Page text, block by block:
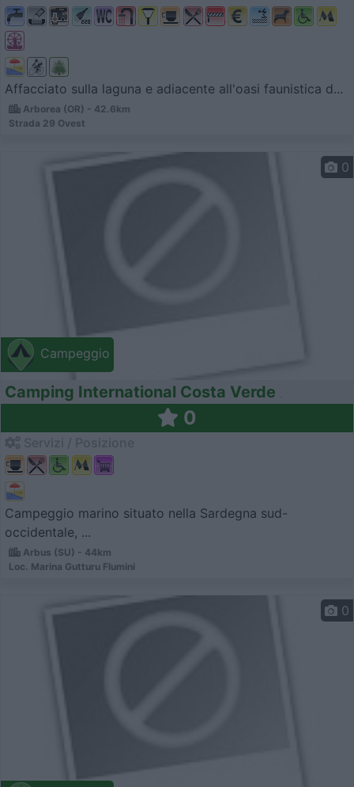
Affacciato sulla laguna e adiacente all'oasi faunistica d...
Arborea (OR) - 42.6km
Strada 29 Ovest
Campeggio
0
Camping International Costa Verde
0
Campeggio marino situato nella Sardegna sud-
occidentale, ...
Arbus (SU) - 44km
Loc. Marina Gutturu Flumini
0